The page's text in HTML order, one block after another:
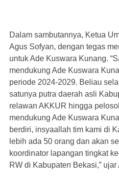
Dalam sambutannya, Ketua
Agus Sofyan, dengan tegas
untuk Ade Kuswara Kunang.
mendukung Ade Kuswara
periode 2024-2029. Beliau
satunya putra daerah asli
relawan AKKUR hingga
mendukung Ade Kuswara
berdiri, insyaallah tim kami di
lebih ada 50 orang dan akan
koordinator lapangan tingkat
RW di Kabupaten Bekasi,” ujar